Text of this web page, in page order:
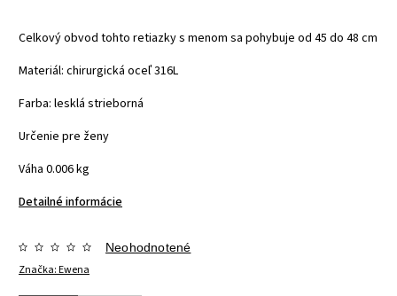
Celkový obvod tohto retiazky s menom sa pohybuje od 45 do 48 cm
Materiál: chirurgická oceľ 316L
Farba: lesklá strieborná
Určenie pre ženy
Váha 0.006 kg
Detailné informácie
Značka:Ewena
Neohodnotené